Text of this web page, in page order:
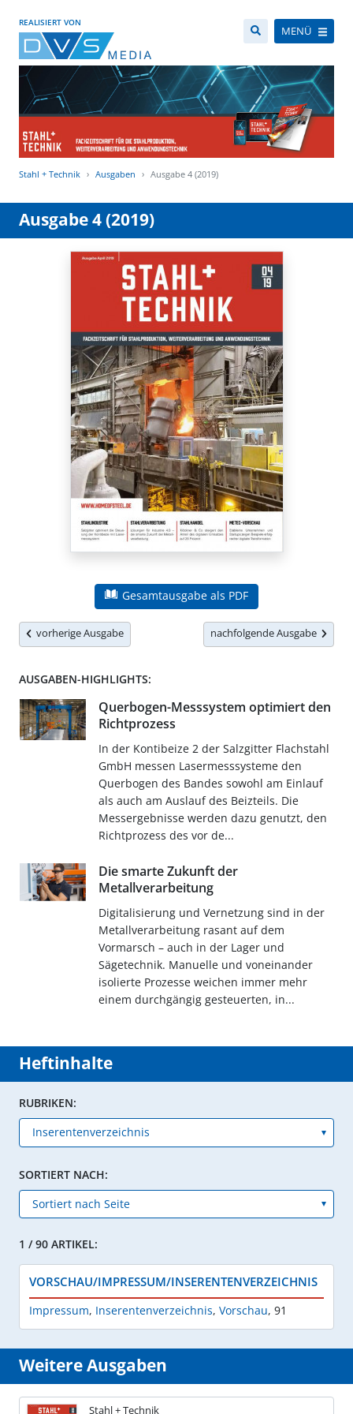
REALISIERT VON
MENÜ
Stahl + Technik Ausgaben Ausgabe 4 (2019)
Ausgabe 4 (2019)
Gesamtausgabe als PDF
vorherige Ausgabe nachfolgende Ausgabe
AUSGABEN-HIGHLIGHTS:
Querbogen-Messsystem optimiert den
Richtprozess
In der Kontibeize 2 der Salzgitter Flachstahl
GmbH messen Lasermesssysteme den
Querbogen des Bandes sowohl am Einlauf
als auch am Auslauf des Beizteils. Die
Messergebnisse werden dazu genutzt, den
Richtprozess des vor de...
Die smarte Zukunft der
Metallverarbeitung
Digitalisierung und Vernetzung sind in der
Metallverarbeitung rasant auf dem
Vormarsch – auch in der Lager und
Sägetechnik. Manuelle und voneinander
isolierte Prozesse weichen immer mehr
einem durchgängig gesteuerten, in...
Heftinhalte
RUBRIKEN:
SORTIERT NACH:
1 / 90 ARTIKEL:
VORSCHAU/IMPRESSUM/INSERENTENVERZEICHNIS
Impressum, Inserentenverzeichnis, Vorschau, 91
Weitere Ausgaben
Stahl + Technik